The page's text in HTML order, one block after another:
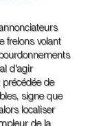
frelons volant
d'agir
de
signe que
localiser